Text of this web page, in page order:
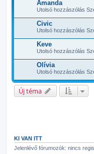
Amanda
Utolsó hozzászólás
Civic
Utolsó hozzászólás
Keve
Utolsó hozzászólás
Olívia
Utolsó hozzászólás
Új téma
KI VAN ITT
Jelenlévő fórumozók: nincs